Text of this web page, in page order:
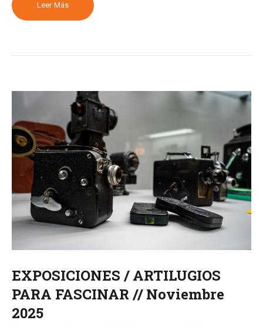
Leer Más
EXPOSICIONES / ARTILUGIOS
PARA FASCINAR // Noviembre
2025